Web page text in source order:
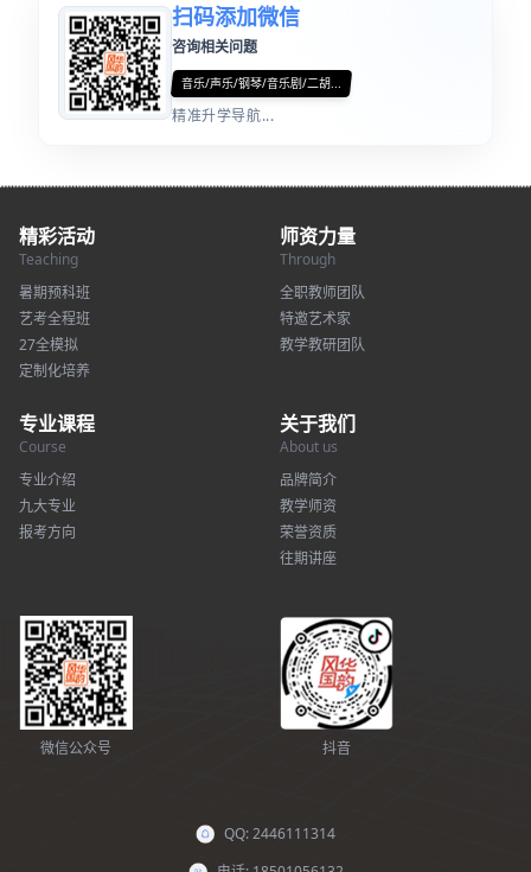
扫码添加微信
咨询相关问题
音乐/声乐/钢琴/音乐剧/二胡...
精准升学导航...
精彩活动
Teaching
暑期预科班
艺考全程班
27全模拟
定制化培养
师资力量
Through
全职教师团队
特邀艺术家
教学教研团队
专业课程
Course
专业介绍
九大专业
报考方向
关于我们
About us
品牌简介
教学师资
荣誉资质
往期讲座
微信公众号 抖音
QQ: 2446111314